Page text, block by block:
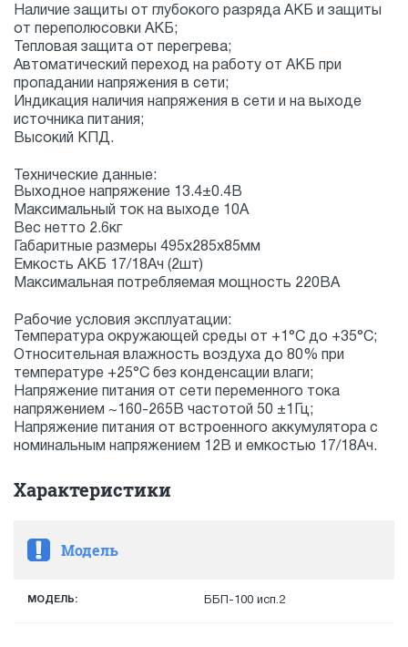
Наличие защиты от глубокого разряда АКБ и защиты
от переполюсовки АКБ;
Тепловая защита от перегрева;
Автоматический переход на работу от АКБ при
пропадании напряжения в сети;
Индикация наличия напряжения в сети и на выходе
источника питания;
Высокий КПД.
Технические данные:
Выходное напряжение 13.4±0.4В
Максимальный ток на выходе 10А
Вес нетто 2.6кг
Габаритные размеры 495x285x85мм
Емкость АКБ 17/18Ач (2шт)
Максимальная потребляемая мощность 220ВА
Рабочие условия эксплуатации:
Температура окружающей среды от +1°С до +35°С;
Относительная влажность воздуха до 80% при
температуре +25°С без конденсации влаги;
Напряжение питания от сети переменного тока
напряжением ~160-265В частотой 50 ±1Гц;
Напряжение питания от встроенного аккумулятора с
номинальным напряжением 12В и емкостью 17/18Ач.
Характеристики
Модель
МОДЕЛЬ: ББП-100 исп.2